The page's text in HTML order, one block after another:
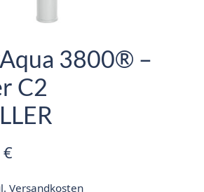
3800® –
C2
€
Versandkosten